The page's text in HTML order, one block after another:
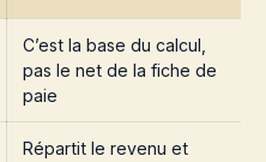
C’est la base du calcul,
pas le net de la fiche de
paie
Répartit le revenu et